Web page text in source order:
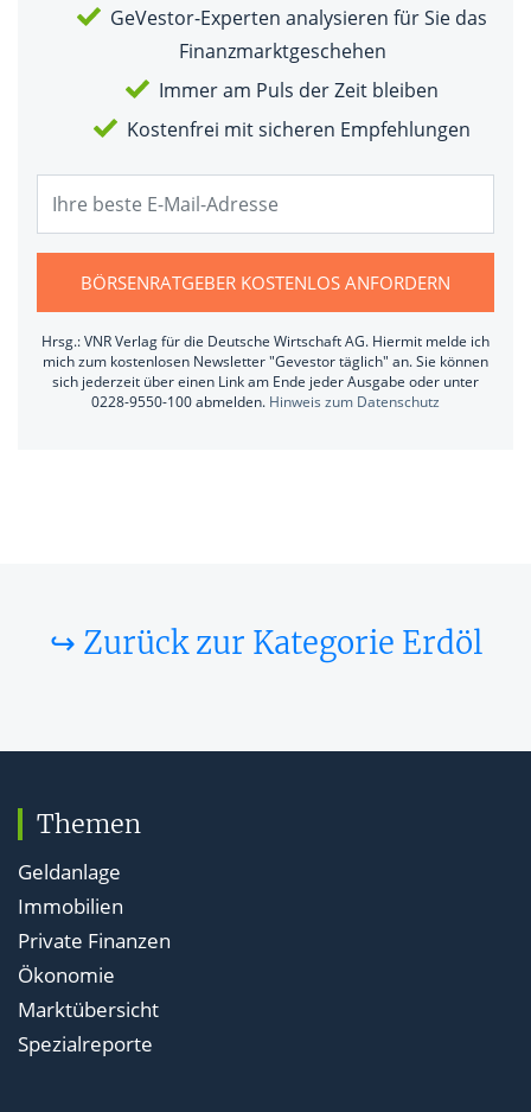
GeVestor-Experten analysieren für Sie das
Finanzmarktgeschehen
Immer am Puls der Zeit bleiben
Kostenfrei mit sicheren Empfehlungen
BÖRSENRATGEBER KOSTENLOS ANFORDERN
Hrsg.: VNR Verlag für die Deutsche Wirtschaft AG. Hiermit melde ich
mich zum kostenlosen Newsletter "Gevestor täglich" an. Sie können
sich jederzeit über einen Link am Ende jeder Ausgabe oder unter
0228-9550-100 abmelden. Hinweis zum Datenschutz
↪ Zurück zur Kategorie Erdöl
Themen
Geldanlage
Immobilien
Private Finanzen
Ökonomie
Marktübersicht
Spezialreporte